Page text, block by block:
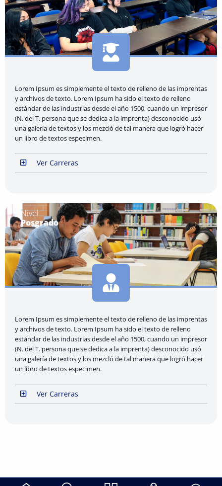
Lorem Ipsum es simplemente el texto de relleno de las imprentas
y archivos de texto. Lorem Ipsum ha sido el texto de relleno
estándar de las industrias desde el año 1500, cuando un impresor
(N. del T. persona que se dedica a la imprenta) desconocido usó
una galería de textos y los mezcló de tal manera que logró hacer
un libro de textos especimen.
Ver Carreras
Nivel
Posgrado
Lorem Ipsum es simplemente el texto de relleno de las imprentas
y archivos de texto. Lorem Ipsum ha sido el texto de relleno
estándar de las industrias desde el año 1500, cuando un impresor
(N. del T. persona que se dedica a la imprenta) desconocido usó
una galería de textos y los mezcló de tal manera que logró hacer
un libro de textos especimen.
Ver Carreras